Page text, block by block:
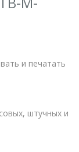
и печатать
штучных и